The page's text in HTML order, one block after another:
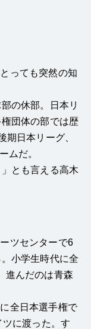
っても突然の知
の休部。日本リ
団体の部では歴
期日本リーグ、
ムだ。
とも言える高木
ツセンターで6
小学生時代に全
進んだのは青森
全日本選手権で
に渡った。す